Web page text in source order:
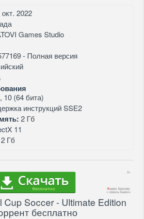
окт. 2022
Games Studio
- Полная версия
10 (64 бита)
инструкций SSE2
2 Гб
11
2 Гб
Cup Soccer - Ultimate Edition
бесплатно